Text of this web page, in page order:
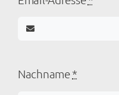
Nachname*